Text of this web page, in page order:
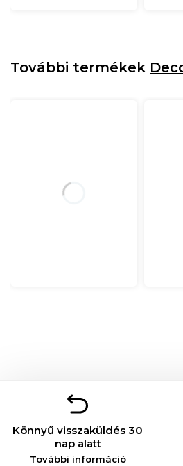
További termékek
Könnyű visszaküldés 30
nap alatt
További információ